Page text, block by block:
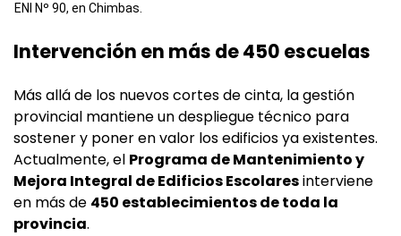
ENI Nº 90, en Chimbas.
Intervención en más de 450 escuelas
Más allá de los nuevos cortes de cinta, la gestión
provincial mantiene un despliegue técnico para
sostener y poner en valor los edificios ya existentes.
Actualmente, el Programa de Mantenimiento y
Mejora Integral de Edificios Escolaresinterviene
en más de 450 establecimientos de toda la
provincia.